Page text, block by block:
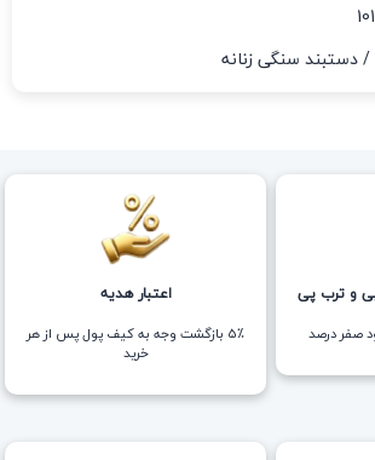
/دستبند سنگی زنانه
و ترب پی اعتبار هدیه
5٪ بازگشت وجه به کیف پول پس از هر
خرید